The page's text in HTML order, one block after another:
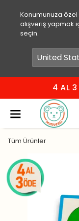
Konumunuza
alışveriş yapmak
seçin.
750 TL
Tüm Ürünler